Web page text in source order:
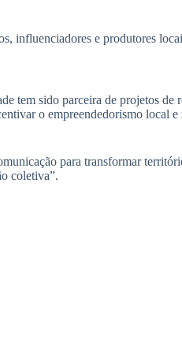
influenciadores e produtores
tem sido parceira de projetos
o empreendedorismo local
para transformar
coletiva”.